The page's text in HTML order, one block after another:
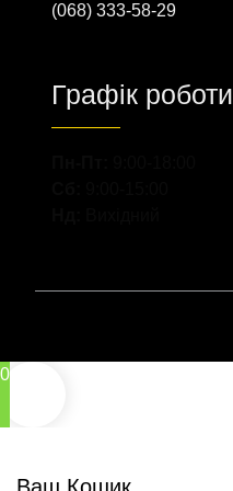
(068) 333-58-29
Графік роботи
0